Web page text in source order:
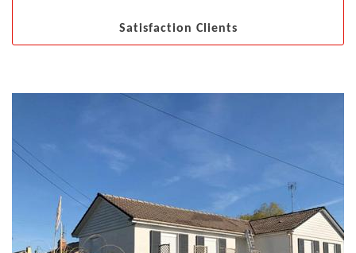
Satisfaction Clients